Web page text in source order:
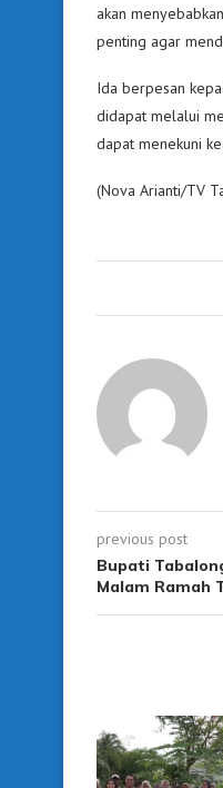
akan
penting agar
Ida berpesan
didapat melalui
dapat menekuni
(Nova Arianti/TV
previous post
Bupati
Malam Ramah